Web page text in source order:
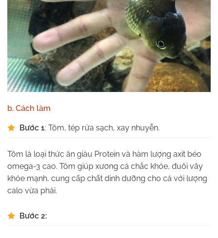
b. Cách làm
Bước 1: Tôm, tép rửa sạch, xay nhuyễn.
Tôm là loại thức ăn giàu Protein và hàm lượng axit béo
omega-3 cao. Tôm giúp xương cá chắc khỏe, đuôi vây
khỏe mạnh, cung cấp chất dinh dưỡng cho cá với lượng
calo vừa phải.
Bước 2: